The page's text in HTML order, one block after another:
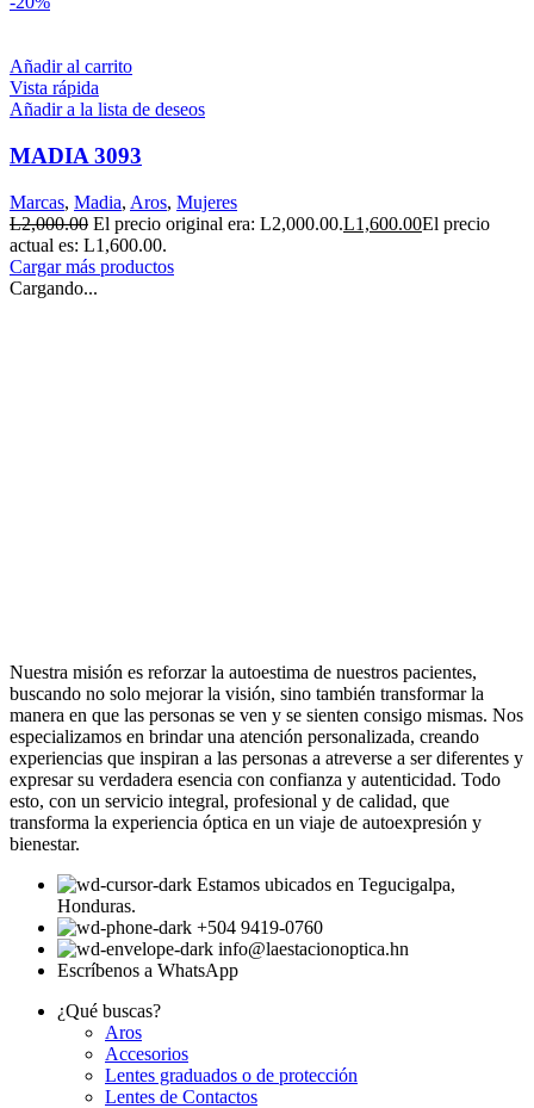
Añadir al carrito
Vista rápida
Añadir a la lista de deseos
MADIA 3093
Marcas, Madia, Aros, Mujeres
L2,000.00 El precio original era: L2,000.00.L1,600.00El precio
actual es: L1,600.00.
Cargar más productos
Cargando...
Nuestra misión es reforzar la autoestima de nuestros pacientes,
buscando no solo mejorar la visión, sino también transformar la
manera en que las personas se ven y se sienten consigo mismas. Nos
especializamos en brindar una atención personalizada, creando
experiencias que inspiran a las personas a atreverse a ser diferentes y
expresar su verdadera esencia con confianza y autenticidad. Todo
esto, con un servicio integral, profesional y de calidad, que
transforma la experiencia óptica en un viaje de autoexpresión y
bienestar.
Estamos ubicados en Tegucigalpa,
Honduras.
+504 9419-0760
info@laestacionoptica.hn
Escríbenos a WhatsApp
¿Qué buscas?
Aros
Accesorios
Lentes graduados o de protección
Lentes de Contactos